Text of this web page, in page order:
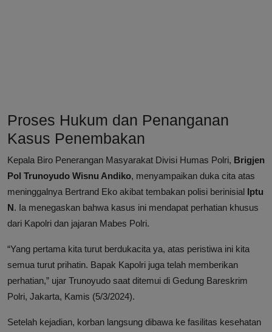
Proses Hukum dan Penanganan
Kasus Penembakan
Kepala Biro Penerangan Masyarakat Divisi Humas Polri, Brigjen
Pol Trunoyudo Wisnu Andiko, menyampaikan duka cita atas
meninggalnya Bertrand Eko akibat tembakan polisi berinisial Iptu
N. Ia menegaskan bahwa kasus ini mendapat perhatian khusus
dari Kapolri dan jajaran Mabes Polri.
“Yang pertama kita turut berdukacita ya, atas peristiwa ini kita
semua turut prihatin. Bapak Kapolri juga telah memberikan
perhatian,” ujar Trunoyudo saat ditemui di Gedung Bareskrim
Polri, Jakarta, Kamis (5/3/2024).
Setelah kejadian, korban langsung dibawa ke fasilitas kesehatan